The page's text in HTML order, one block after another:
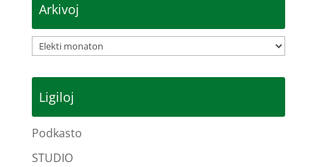
Arkivoj
Arkivoj
Ligiloj
Podkasto
STUDIO